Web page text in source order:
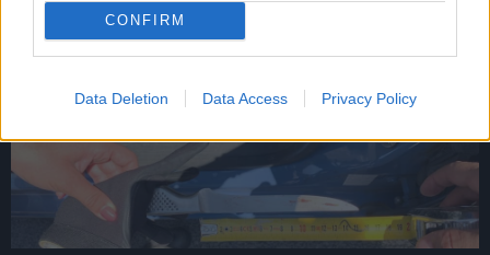
CONFIRM
Data Deletion Data Access Privacy Policy
italiane dall’Iraq